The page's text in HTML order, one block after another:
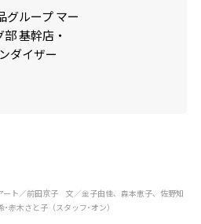
グループ マー
基幹店・
ダイザー
ト／前田京子 文／金子由佳、森本恵子、佐野知
木さと子（スタッフ･オン）